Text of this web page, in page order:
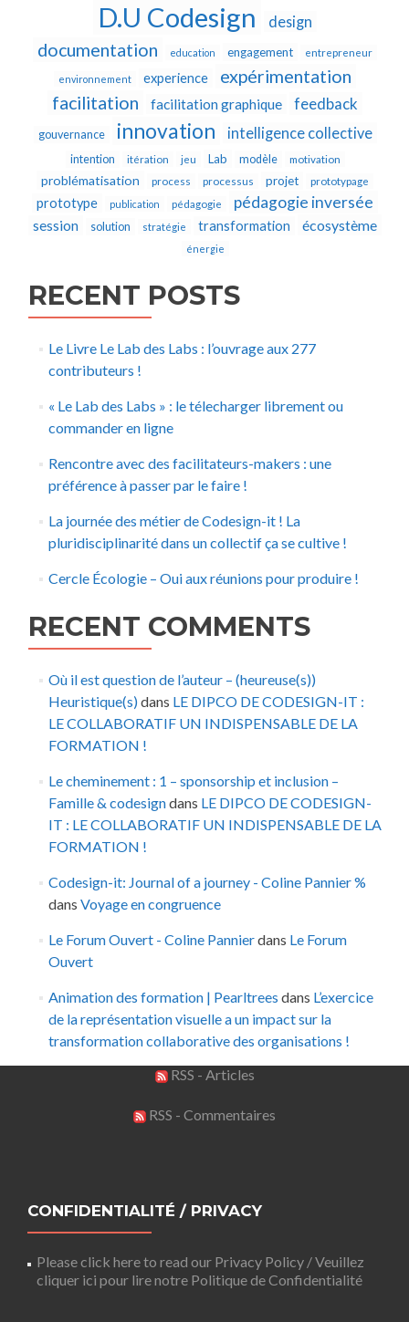
D.U Codesign design
documentation education engagement entrepreneur
environnement experience
expérimentation
facilitation
facilitation graphique feedback
gouvernance innovation intelligence collective
intention itération jeu Lab modèle motivation
problématisation process processus projet prototypage
prototype publication pédagogie pédagogie inversée
session solution stratégie transformation écosystème
énergie
RECENT POSTS
Le Livre Le Lab des Labs : l’ouvrage aux 277
contributeurs !
« Le Lab des Labs » : le télecharger librement ou
commander en ligne
Rencontre avec des facilitateurs-makers : une
préférence à passer par le faire !
La journée des métier de Codesign-it ! La
pluridisciplinarité dans un collectif ça se cultive !
Cercle Écologie – Oui aux réunions pour produire !
RECENT COMMENTS
Où il est question de l’auteur – (heureuse(s))
Heuristique(s)dans LE DIPCO DE CODESIGN-IT :
LE COLLABORATIF UN INDISPENSABLE DE LA
FORMATION !
Le cheminement : 1 – sponsorship et inclusion –
Famille & codesigndans LE DIPCO DE CODESIGN-
IT : LE COLLABORATIF UN INDISPENSABLE DE LA
FORMATION !
Codesign-it: Journal of a journey - Coline Pannier %
dans Voyage en congruence
Le Forum Ouvert - Coline Pannierdans Le Forum
Ouvert
Animation des formation | Pearltrees dans L’exercice
de la représentation visuelle a un impact sur la
transformation collaborative des organisations !
RSS - Articles
RSS - Commentaires
CONFIDENTIALITÉ / PRIVACY
Please click here to read our Privacy Policy / Veuillez
cliquer ici pour lire notre Politique de Confidentialité